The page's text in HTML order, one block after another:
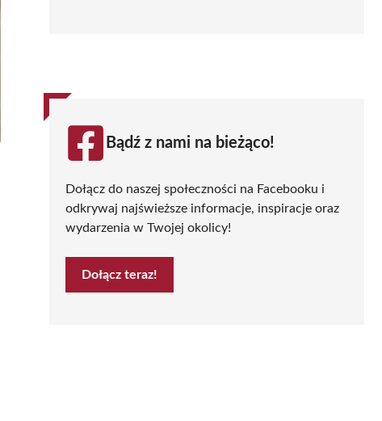
Bądź z nami na bieżąco!
Dołącz do naszej społeczności na Facebooku i
odkrywaj najświeższe informacje, inspiracje oraz
wydarzenia w Twojej okolicy!
Dołącz teraz!